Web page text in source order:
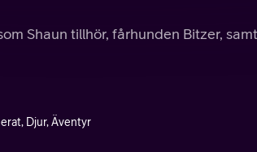
Shaun tillhör, fårhunden Bitzer, samt
Djur, Äventyr